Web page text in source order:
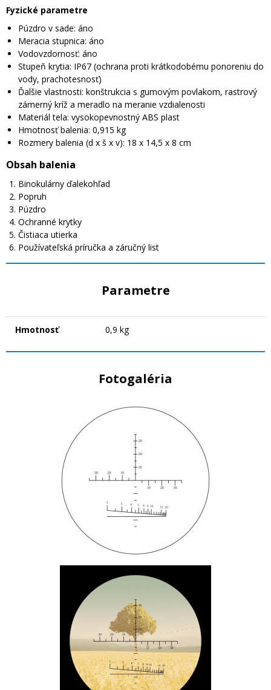
Fyzické parametre
Púzdro v sade: áno
Meracia stupnica: áno
Vodovzdornosť: áno
Stupeň krytia: IP67 (ochrana proti krátkodobému ponoreniu do
vody, prachotesnosť)
Ďalšie vlastnosti: konštrukcia s gumovým povlakom, rastrový
zámerný kríž a meradlo na meranie vzdialenosti
Materiál tela: vysokopevnostný ABS plast
Hmotnosť balenia: 0,915 kg
Rozmery balenia (d x š x v): 18 x 14,5 x 8 cm
Obsah balenia
Binokulárny ďalekohľad
Popruh
Púzdro
Ochranné krytky
Čistiaca utierka
Používateľská príručka a záručný list
Parametre
Hmotnosť 0,9 kg
Fotogaléria